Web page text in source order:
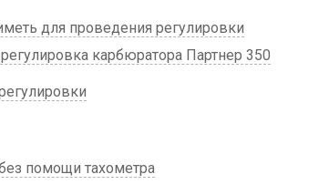
для проведения регулировки
карбюратора Партнер 350
помощи тахометра